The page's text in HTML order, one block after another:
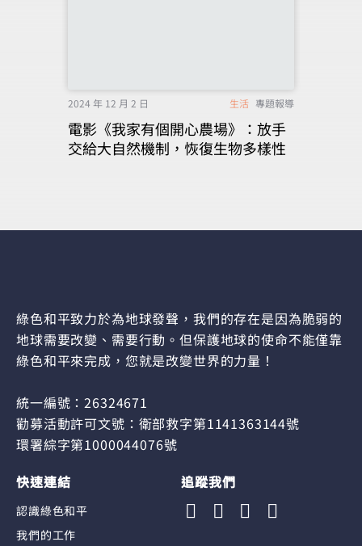
2024 年 12 月 2 日 生活 專題報導
電影《我家有個開心農場》：放手
交給大自然機制，恢復生物多樣性
綠色和平致力於為地球發聲，我們的存在是因為脆弱的
地球需要改變、需要行動。但保護地球的使命不能僅靠
綠色和平來完成，您就是改變世界的力量！
統一編號：26324671
勸募活動許可文號：衛部救字第1141363144號
環署綜字第1000044076號
快速連結
認識綠色和平
我們的工作
追蹤我們